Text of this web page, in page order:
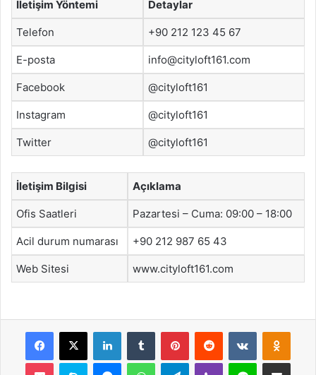
İletişim Yöntemi Detaylar
Telefon +90 212 123 45 67
E-posta info@cityloft161.com
Facebook @cityloft161
Instagram @cityloft161
Twitter @cityloft161
İletişim Bilgisi Açıklama
Ofis Saatleri Pazartesi – Cuma: 09:00 – 18:00
Acil durum numarası +90 212 987 65 43
Web Sitesi www.cityloft161.com
Facebook
X LinkedInTumblr PinterestReddit VKontakte
Pocket Skype MessengerWhatsAppTelegramViber Line E-Posta ile